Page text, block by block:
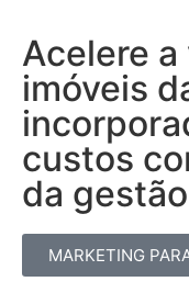
Acelere
imóveis
custos
da
MARKETING